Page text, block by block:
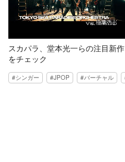
スカパラ、堂本光一らの注目新作
をチェック
シンガー JPOP バーチャル